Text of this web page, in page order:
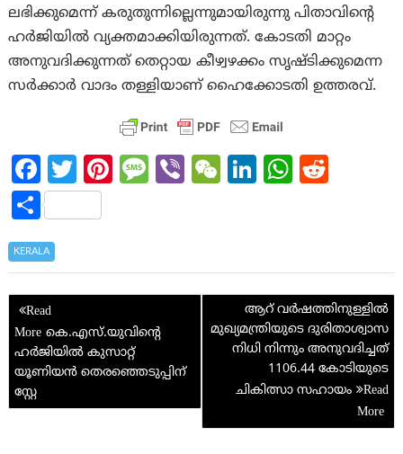
ലഭിക്കുമെന്ന് കരുതുന്നില്ലെന്നുമായിരുന്നു പിതാവിന്റെ
ഹര്‍ജിയില്‍ വ്യക്തമാക്കിയിരുന്നത്. കോടതി മാറ്റം
അനുവദിക്കുന്നത് തെറ്റായ കീഴ്വഴക്കം സൃഷ്ടിക്കുമെന്ന
സര്‍ക്കാര്‍ വാദം തള്ളിയാണ് ഹൈക്കോടതി ഉത്തരവ്.
Fa
ce
b
o
o
k
T
w
itt
Pi
t
M
e
Vi W
at
Li
n
W
A
p
p
t
S
h
ar
e
KERALA
Post
navigation
കെ.എസ്.യുവിന്റെ
ഹര്‍ജിയില്‍ കുസാറ്റ്
യൂണിയന്‍ തെരഞ്ഞെടുപ്പിന്
സ്റ്റേ
ആറ് വര്‍ഷത്തിനുള്ളില്‍
മുഖ്യമന്ത്രിയുടെ ദുരിതാശ്വാസ
നിധി നിന്നും അനുവദിച്ചത്
1106.44 കോടിയുടെ
ചികിത്സാ സഹായം